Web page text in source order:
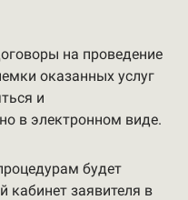
на проведение
оказанных услуг
и
в электронном виде.
будет
кабинет заявителя в